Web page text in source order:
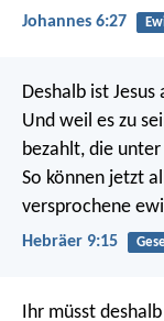
Johannes 6:27
Deshalb ist
Und weil es zu
bezahlt, die
So können jetzt
versprochene
Hebräer 9:15
Ihr müsst